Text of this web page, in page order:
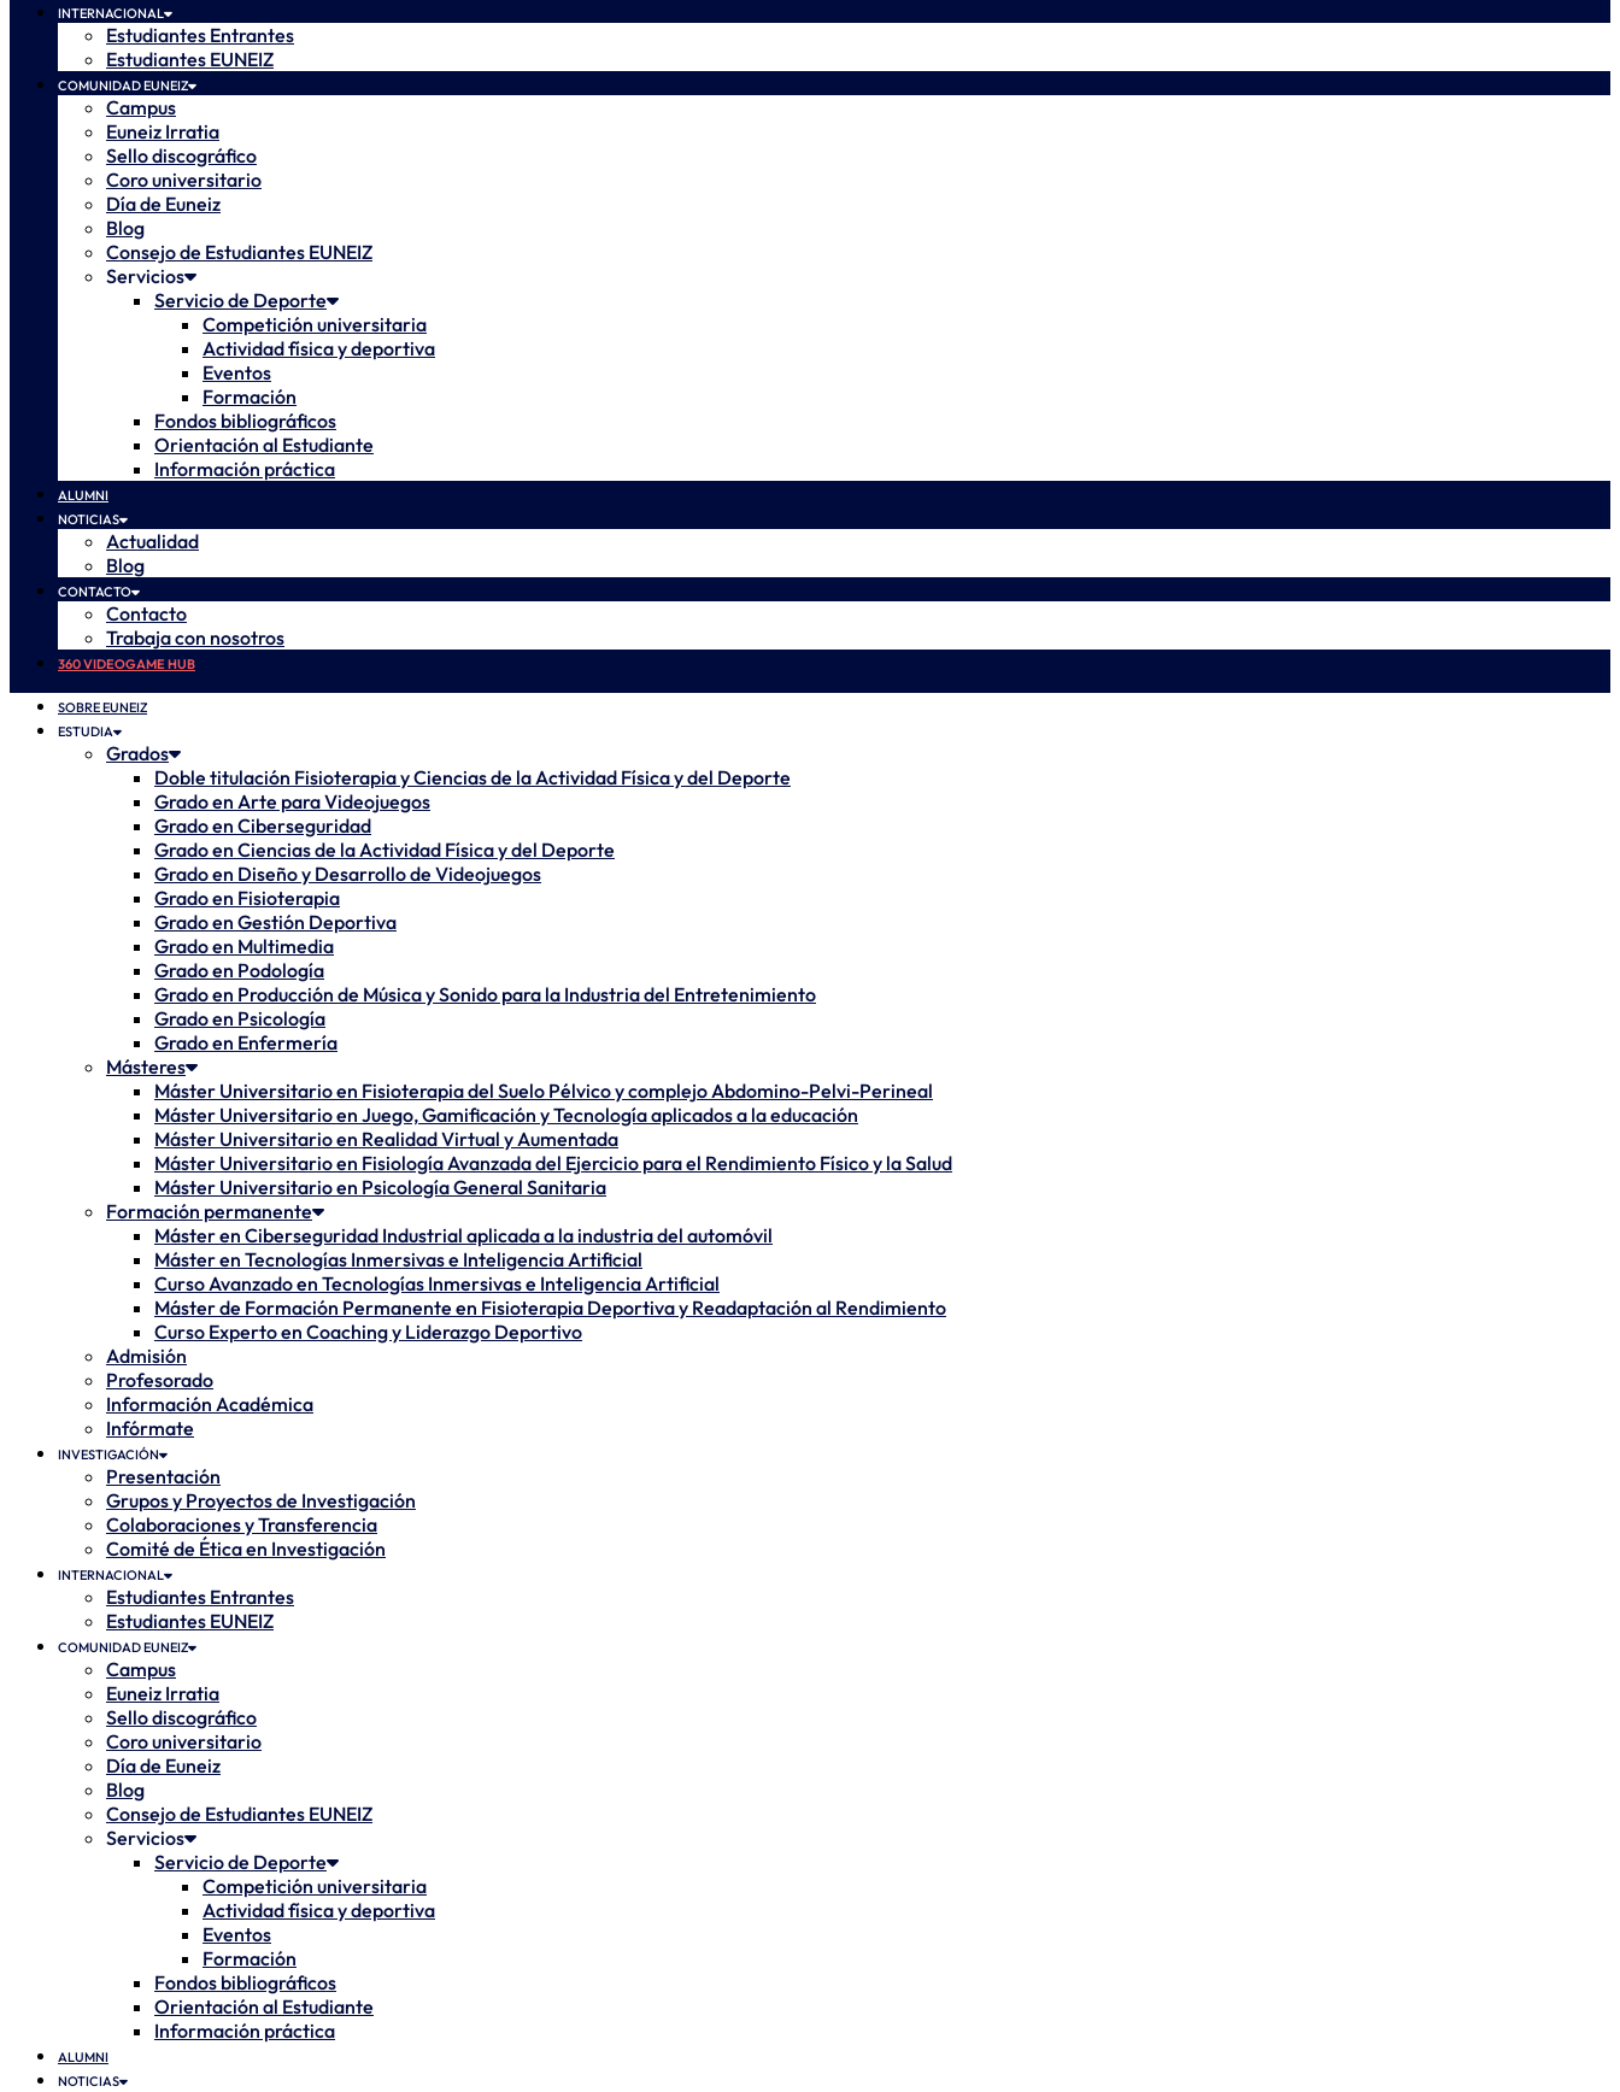
INTERNACIONAL
Estudiantes Entrantes
Estudiantes EUNEIZ
COMUNIDAD EUNEIZ
Campus
Euneiz Irratia
Sello discográfico
Coro universitario
Día de Euneiz
Blog
Consejo de Estudiantes EUNEIZ
Servicios
Servicio de Deporte
Competición universitaria
Actividad física y deportiva
Eventos
Formación
Fondos bibliográficos
Orientación al Estudiante
Información práctica
ALUMNI
NOTICIAS
Actualidad
Blog
CONTACTO
Contacto
Trabaja con nosotros
360 VIDEOGAME HUB
SOBRE EUNEIZ
ESTUDIA
Grados
Doble titulación Fisioterapia y Ciencias de la Actividad Física y del Deporte
Grado en Arte para Videojuegos
Grado en Ciberseguridad
Grado en Ciencias de la Actividad Física y del Deporte
Grado en Diseño y Desarrollo de Videojuegos
Grado en Fisioterapia
Grado en Gestión Deportiva
Grado en Multimedia
Grado en Podología
Grado en Producción de Música y Sonido para la Industria del Entretenimiento
Grado en Psicología
Grado en Enfermería
Másteres
Máster Universitario en Fisioterapia del Suelo Pélvico y complejo Abdomino-Pelvi-Perineal
Máster Universitario en Juego, Gamificación y Tecnología aplicados a la educación
Máster Universitario en Realidad Virtual y Aumentada
Máster Universitario en Fisiología Avanzada del Ejercicio para el Rendimiento Físico y la Salud
Máster Universitario en Psicología General Sanitaria
Formación permanente
Máster en Ciberseguridad Industrial aplicada a la industria del automóvil
Máster en Tecnologías Inmersivas e Inteligencia Artificial
Curso Avanzado en Tecnologías Inmersivas e Inteligencia Artificial
Máster de Formación Permanente en Fisioterapia Deportiva y Readaptación al Rendimiento
Curso Experto en Coaching y Liderazgo Deportivo
Admisión
Profesorado
Información Académica
Infórmate
INVESTIGACIÓN
Presentación
Grupos y Proyectos de Investigación
Colaboraciones y Transferencia
Comité de Ética en Investigación
INTERNACIONAL
Estudiantes Entrantes
Estudiantes EUNEIZ
COMUNIDAD EUNEIZ
Campus
Euneiz Irratia
Sello discográfico
Coro universitario
Día de Euneiz
Blog
Consejo de Estudiantes EUNEIZ
Servicios
Servicio de Deporte
Competición universitaria
Actividad física y deportiva
Eventos
Formación
Fondos bibliográficos
Orientación al Estudiante
Información práctica
ALUMNI
NOTICIAS